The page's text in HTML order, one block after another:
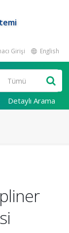
Girişi English
Detaylı Arama